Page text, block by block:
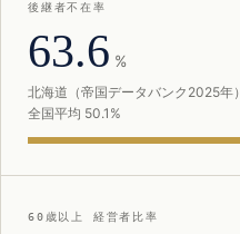
後継者不在率
63.6 %
北海道（帝国データバンク2025年）
全国平均 50.1%
60歳以上 経営者比率